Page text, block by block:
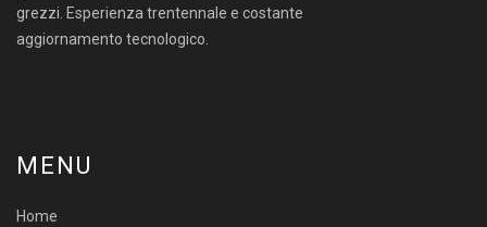
grezzi. Esperienza trentennale e costante
aggiornamento tecnologico.
MENU
Home